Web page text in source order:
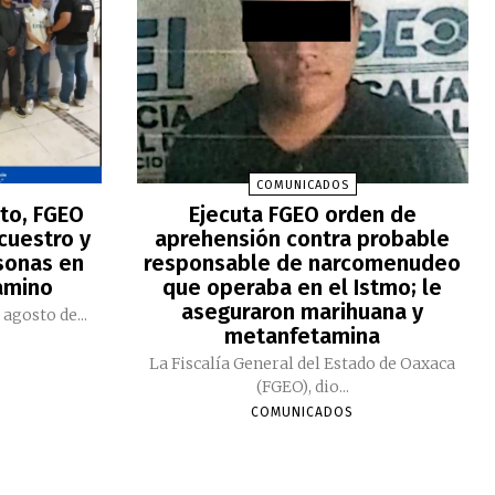
FGEO
y
en
agosto de...
COMUNICADOS
Ejecuta FGEO orden de
aprehensión contra probable
responsable de narcomenudeo
que operaba en el Istmo; le
aseguraron marihuana y
metanfetamina
La Fiscalía General del Estado de Oaxaca
(FGEO), dio...
COMUNICADOS